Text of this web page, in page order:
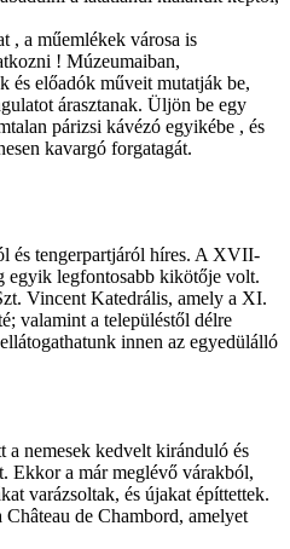
, a műemlékek városa is
! Múzeumaiban,
és előadók műveit mutatják be,
árasztanak. Üljön be egy
párizsi kávézó egyikébe , és
kavargó forgatagát.
és tengerpartjáról híres. A XVII-
egyik legfontosabb kikötője volt.
Vincent Katedrális, amely a XI.
valamint a településtől délre
innen az egyedülálló
nemesek kedvelt kiránduló és
Ekkor a már meglévő várakból,
varázsoltak, és újakat építtettek.
de Chambord, amelyet